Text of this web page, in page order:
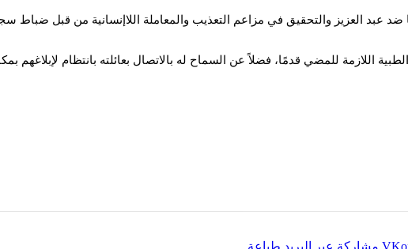
عبد العزيز والتحقيق في مزاعم التعذيب والمعاملة اللاإنسانية من قبل
اللازمة للمضي قدمًا، فضلاً عن السماح له بالاتصال بعائلته بانتظام لإبلاغهم
مشاركة عبر البريد طباعة